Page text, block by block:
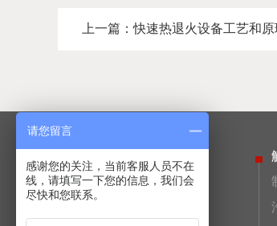
上一篇：快速热退火设备工艺和原
高频淬火设备
请您留言
感谢您的关注，当前客服人员不在
线，请填写一下您的信息，我们会
尽快和您联系。